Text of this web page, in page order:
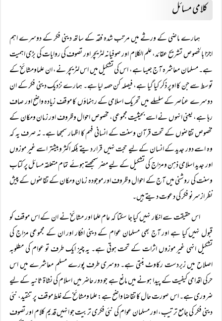
کلامی مسائل
ہمارے ماضی کے ورثے میں مرتب شدہ فقہ کے ساتھ دینی فکر کے دوسرے اہم
اجزا بالخصوص تشریح عقائد، علم الکلام اور صوفیانہ لٹریچر اور تصوف کی روایات کی بڑی اہمیت
ہے۔ مسلمان معاشرہ آج جیسا ہے، اس کی تشکیل میں اس لٹریچر نے، ان علماومشائخ کے
توسط سے جن کا اوپر ذکر کیا گیا ہے، فیصلہ کن حصہ لیا ہے۔ ہمارے نزدیک دینی فکر کے ان
دوسرے عناصر کے سلسلے میں تحریک اسلامی کے رہنماؤں کا موقف زیادہ واضح اور صاف
رہا ہے، یعنی انہوں نے اسے بحیثیت مجموعی، مخصوص احوال وظروف اور زمان ومکان کے
مخصوص تقاضوں کے تحت قرآن وسنت کے انسانی فہم کا اظہار سمجھا ہے۔ نہ صرف یہ کہ
وہ اسے دور جدید کے انسان کے لیے حجت نہیں قرار دیتے بلکہ اکثر وبیشتر اسے غیر موزوں
اور جدید اسلامی ذہن ومزاج کی تشکیل کے لیے مضر سمجھتے ہوئے تمام متعلقہ مسائل پر کتاب
وسنت کی روشنی میں آج کے احوال وظروف اور موجودہ زمان ومکان کے تقاضوں کے پیش
نظر ازسرنو فکر کی دعوت دیتے ہیں۔
اس حقیقت سے انکار نہیں کیا جا سکتا کہ عام علما اور مشائخ نے ان کے اس موقف کو
قبول نہیں کیا ہے اور آج بھی مسلمان عوام کے دینی افکار اور ان کے مجموعی مزاج کی
تشکیل انہی غیر موزوں اثرات کے تحت ہوتی ہے۔ یہ چیز ایک طرف تو عوام کی مطلوبہ
اصلاح میں زبردست رکاوٹ بنتی ہے۔ دوسری طرف پورے مسلم معاشرے میں اس
حرکی اقدامی کیفیت کے پیدا ہونے میں مانع ہے جو دور حاضر میں اسلام کی نشاۃ ثانیہ کے لیے
ضروری ہے۔ اس صورت حال کا تقاضا واضح ہے: علما ومشائخ کے غلط موقف پر تنقید، نئی
دینی فکر کی جامع ترتیب، اور مسلمان عوام کی نئی فکری تربیت جو انہیں قدیم کلام اور تصوف